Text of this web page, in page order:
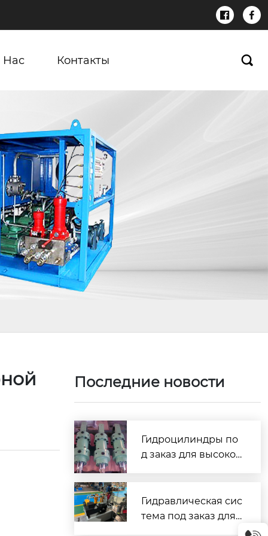
 
Нас Контакты 
Последние новости
Гидроцилиндры по
д заказ для высокоч
стабильности обор
удования на 40%
Гидравлическая сис
тема под заказ для